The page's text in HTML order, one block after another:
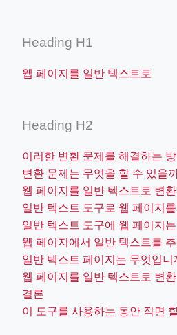
Heading H1
웹 페이지를 일반 텍스트로
Heading H2
이러한 변환 문제를 해결하는
변환 문제는 무엇을 할 수 있을
웹 페이지를 일반 텍스트로 변
일반 텍스트 도구로 웹 페이지
일반 텍스트 도구에 웹 페이지
웹 페이지에서 일반 텍스트를
일반 텍스트 페이지는 무엇입니
웹 페이지를 일반 텍스트로 변환
결론
이 도구를 사용하는 동안 직면